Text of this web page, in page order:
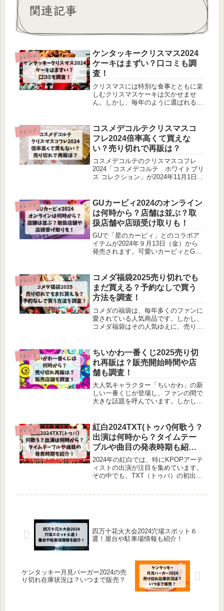
関連記事
トレンド
ケンタッキークリスマス2024
ケーキはまずい？口コミも調
査！
クリスマスには特別な食事とともに楽
しむクリスマスケーキは欠かせませ
ん。しかし、毎年のように選ばれるケ
る方も多いのではないでしょうか。こ
の記事では、ケンタッキーのクリスマ
スケーキに関する口コミや評判を徹底
的に調査し、その魅力や問題点を明ら
かにします。
トレンド
コスメデコルテクリスマスコ
フレ2024倍率高くて買えな
い？売り切れで再販は？
コスメデコルテのクリスマスコフレ
2024「コスメデコルテ ホワイトブリ
ス コレクション」が2024年11月1日
目度が高まっているブランドなだけ
に、とても人気で買えない可能性もあ
ります。コスメデコルテのクリスマス
コフレ2024は本当に買えないのか？予
約抽選倍率や売り切れ・再販情報など
について調べてみました。
トレンド
GUカービィ2024のオンライン
は何時から？店舗は並ぶ？取
扱店舗や店頭受け取りも！
GUで「星のカービィ」とのコラボア
イテムが2024年９月13日（金）から
発売されます。可愛いカービィとGU
ービィ2024は何時から並ぶのか、オン
ライン販売や売り切れ状況について調
べてみました。
トレンド
コメダ福袋2025売り切れでも
まだ買える？予約なしで買う
方法を調査！
コメダの福袋は、毎年多くのファンに
愛されている人気商品です。しかし、
コメダ福袋はその人気ゆえに、売り切
売り切れ状況や、まだ買える可能性に
ついて調べてみました。
トレンド
ちいかわ一番くじ2025売り切
れ再販は？販売開始時間や店
舗も調査！
大人気キャラクター「ちいかわ」の新
しい一番くじが登場し、ファンの間で
大きな話題を呼んでいます。しかし、
では？」と不安に思っている方も多い
のではないでしょうか。この記事で
は、ちいかわ一番くじの販売開始時間
や、売り切れの可能性、再販の情報、
さらには販売店舗についても詳しく解
説します。
トレンド
紅白2024TXT(トゥバ)何歌う？
出演は何時から？タイムテー
ブルや曲目の発表時期も紹
介！
2024年の紅白では、特にKPOPアーテ
ィストの出演が注目を集めています。
その中でも、TXT（トゥバ）の初出場
四万十花火大会2024穴場スポット６
選！屋台や駐車場情報も紹介！
ケンタッキー月見バーガー2024の売
り切れ在庫状況は？いつまで販売？